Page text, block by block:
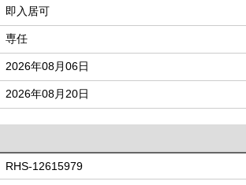
即入居可
専任
2026年08月06日
2026年08月20日
RHS-12615979